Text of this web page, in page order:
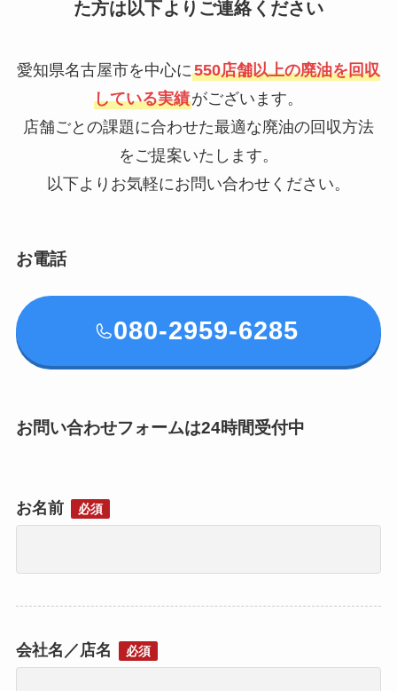
た方は以下よりご連絡ください
愛知県名古屋市を中心に 550店舗以上の廃油を回収
している実績がございます。
店舗ごとの課題に合わせた最適な廃油の回収方法
をご提案いたします。
以下よりお気軽にお問い合わせください。
お電話
080-2959-6285
お問い合わせフォームは24時間受付中
お名前 必須
会社名／店名 必須